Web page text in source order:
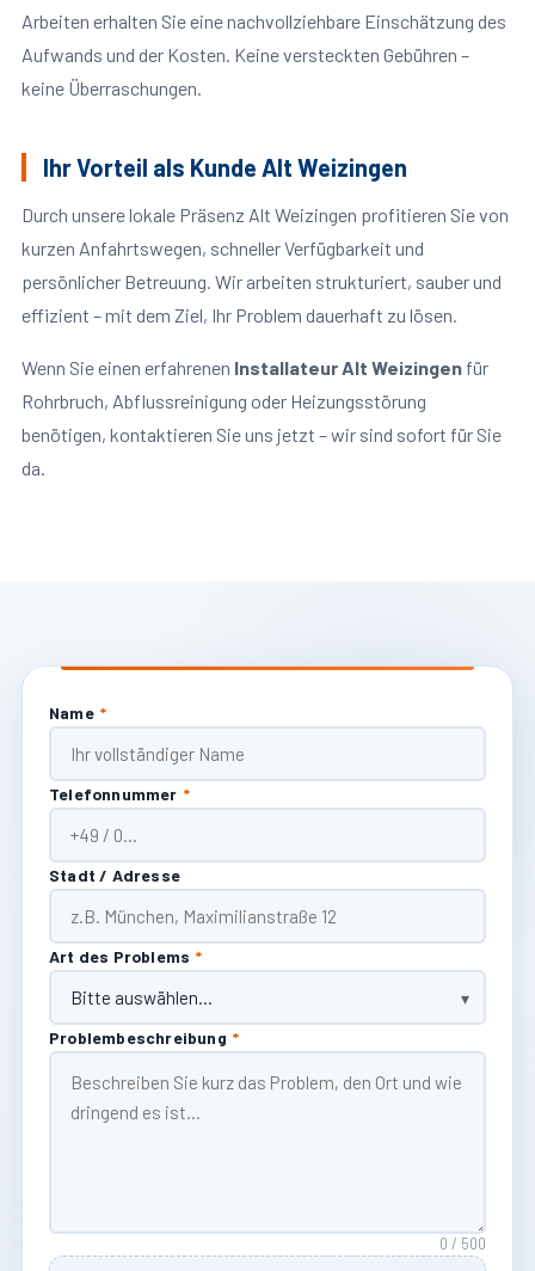
Arbeiten erhalten Sie eine nachvollziehbare Einschätzung des
Aufwands und der Kosten. Keine versteckten Gebühren –
keine Überraschungen.
Ihr Vorteil als Kunde Alt Weizingen
Durch unsere lokale Präsenz Alt Weizingen profitieren Sie von
kurzen Anfahrtswegen, schneller Verfügbarkeit und
persönlicher Betreuung. Wir arbeiten strukturiert, sauber und
effizient – mit dem Ziel, Ihr Problem dauerhaft zu lösen.
Wenn Sie einen erfahrenen Installateur Alt Weizingenfür
Rohrbruch, Abflussreinigung oder Heizungsstörung
benötigen, kontaktieren Sie uns jetzt – wir sind sofort für Sie
da.
Name *
Telefonnummer *
Stadt / Adresse
Art des Problems *
Problembeschreibung *
0 / 500